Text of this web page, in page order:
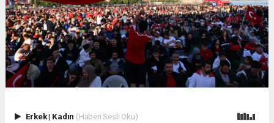
Erkek| Kadın (Haberi Sesli Oku)